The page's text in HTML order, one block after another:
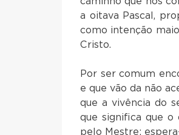
a oitava Pascal,
como intenção
Cristo.
Por ser comum
e que vão da não
que a vivência do
que significa que
pelo Mestre;